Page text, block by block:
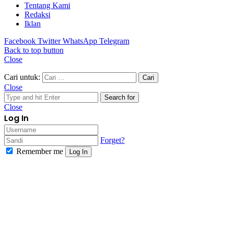
Tentang Kami
Redaksi
Iklan
Facebook Twitter WhatsApp Telegram
Back to top button
Close
Cari untuk:
Close
Search for
Close
Log In
Forget?
Remember me
Log In